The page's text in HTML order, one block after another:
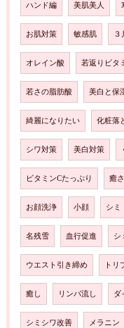
ハンド編 美肌美人
お肌対策 敏感肌 ３
オレイン酸 若返りビタ
若さの脂肪酸 美白と保
綺麗になりたい 化粧落
シワ対策 美白対策
ビタミンCたっぷり 癒
お顔洗浄 小顔 シミ
名残雪 血行促進 シ
ウエスト引き締め トリ
癒し リンパ流し ダ
シミシワ改善 メラニン